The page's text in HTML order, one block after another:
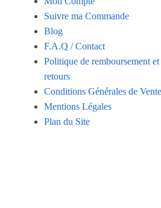
Suivre ma Commande
Blog
F.A.Q / Contact
Politique de remboursement et
retours
Conditions Générales de
Mentions Légales
Plan du Site